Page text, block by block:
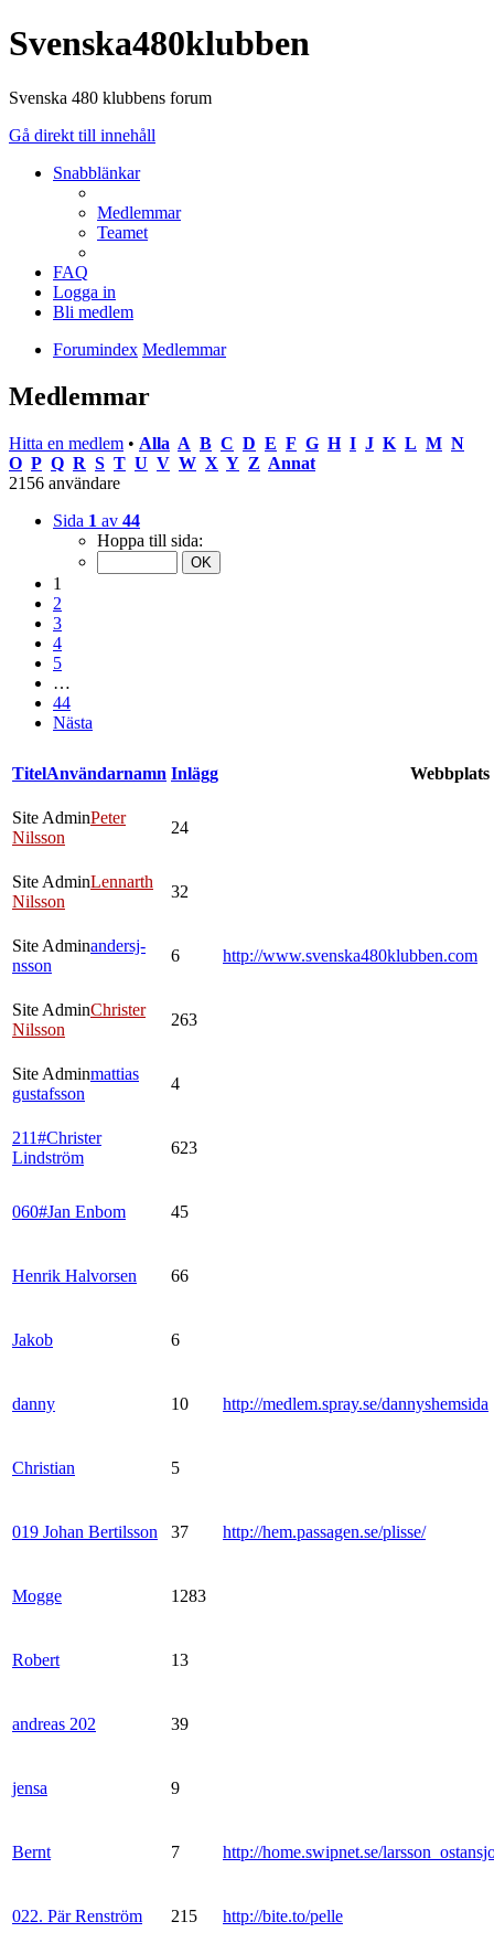
Svenska480klubben
Svenska 480 klubbens forum
Gå direkt till innehåll
Snabblänkar
Medlemmar
Teamet
FAQ
Logga in
Bli medlem
Forumindex Medlemmar
Medlemmar
Hitta en medlem • Alla A B C D E F G H I J K L M N
O P Q R S T U V W X Y Z Annat
2156 användare
Sida 1 av 44
Hoppa till sida:
1
2
3
4
5
…
44
Nästa
TitelAnvändarnamn Inlägg Webbplats
Site AdminPeter
Nilsson
24
Site AdminLennarth
Nilsson
32
Site Adminandersj-
nsson
6 http://www.svenska480klubben.com
Site AdminChrister
Nilsson
263
Site Adminmattias
gustafsson
4
211#Christer
Lindström
623
060#Jan Enbom 45
Henrik Halvorsen 66
Jakob 6
danny 10 http://medlem.spray.se/dannyshemsida
Christian 5
019 Johan Bertilsson 37 http://hem.passagen.se/plisse/
Mogge 1283
Robert 13
andreas 202 39
jensa 9
Bernt 7 http://home.swipnet.se/
022. Pär Renström 215 http://bite.to/pelle